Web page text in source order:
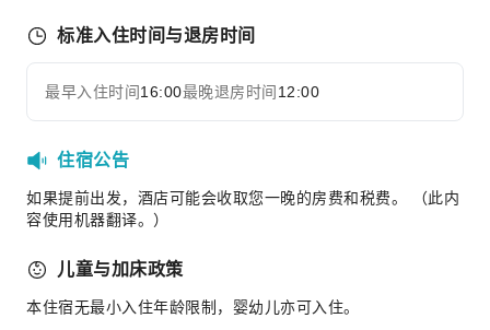
售货亭/便利店
儿童设施
儿童托管
儿童餐
运动设施
展开全部
标准入住时间与退房时间
最早入住时间16:00最晚退房时间 12:00
住宿公告
如果提前出发，酒店可能会收取您一晚的房费和税费。 （此内
容使用机器翻译。）
儿童与加床政策
本住宿无最小入住年龄限制，婴幼儿亦可入住。